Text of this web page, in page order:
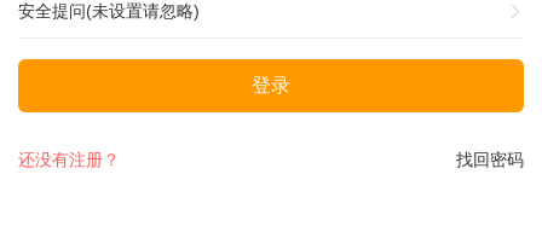
安全提问(未设置请忽略)
登录
找回密码
还没有注册？